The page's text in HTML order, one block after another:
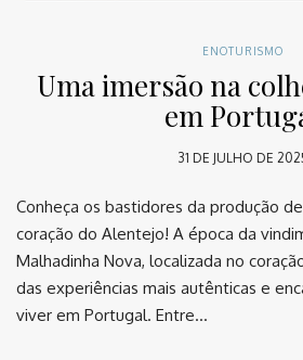
ENOTURISMO
Uma imersão na
em
31 DE JULHO DE
Conheça os bastidores da produção
coração do Alentejo! A época da
Malhadinha Nova, localizada no
das experiências mais autênticas e
viver em Portugal. Entre…